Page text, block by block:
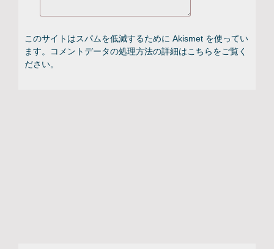
このサイトはスパムを低減するために Akismet を使ってい
ます。
コメントデータの処理方法の詳細はこちらをご覧く
ださい。